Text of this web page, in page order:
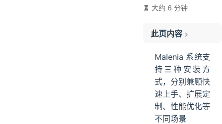
大约 6 分钟
此页内容
安装准备
JDK 安装
配置和初始化
启动和运行
分布式部署
Malenia 系统支
持三种安装方
式，分别兼顾快
速上手、扩展定
制、性能优化等
不同场景